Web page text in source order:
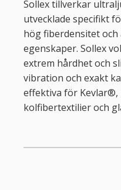
Sollex tillverkar
utvecklade specifikt
hög fiberdensitet och
egenskaper. Sollex
extrem hårdhet och
vibration och exakt
effektiva för Kevlar®,
kolfibertextilier och